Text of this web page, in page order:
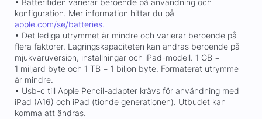
• Batteritiden varierar beroende på användning och
konfiguration. Mer information hittar du på
apple.com/se/batteries.
• Det lediga utrymmet är mindre och varierar beroende på
flera faktorer. Lagringskapaciteten kan ändras beroende på
mjukvaruversion, inställningar och iPad-modell. 1 GB =
1 miljard byte och 1 TB = 1 biljon byte. Formaterat utrymme
är mindre.
• Usb-c till Apple Pencil-adapter krävs för användning med
iPad (A16) och iPad (tionde generationen). Utbudet kan
komma att ändras.